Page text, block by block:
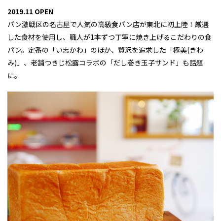
パン アジア・エスニッ
ク
テイクアウト
ランチ
レジャー・スポー
ツ施設
脱毛 温活・サウナ 歯列矯正・審美歯
科
その他
その他
幼稚園 教育 ライフイベント
その他
2019.11 OPEN
パン激戦区の名古屋で人気の高級食パン店が東北に初上陸！厳選
した食材を使用し、職人が1本ずつ丁寧に焼き上げるこだわりの食
パン。定番の「い志かわ」のほか、贅沢を追求した「極美(きわ
み)」、老舗つきじ松露コラボの「だし巻き玉子サンド」も話題
に。